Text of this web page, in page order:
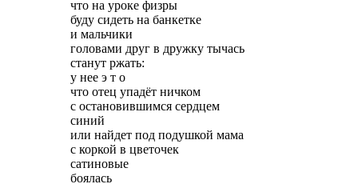
что на уроке физры
буду сидеть на банкетке
и мальчики
головами друг в дружку тычась
станут ржать:
у нее э т о
что отец упадёт ничком
с остановившимся сердцем
синий
или найдет под подушкой мама
с коркой в цветочек
сатиновые
боялась